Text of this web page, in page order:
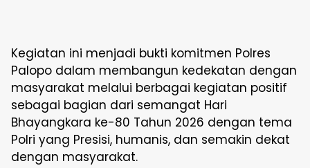
Kegiatan ini menjadi bukti komitmen Polres
Palopo dalam membangun kedekatan dengan
masyarakat melalui berbagai kegiatan positif
sebagai bagian dari semangat Hari
Bhayangkara ke-80 Tahun 2026 dengan tema
Polri yang Presisi, humanis, dan semakin dekat
dengan masyarakat.